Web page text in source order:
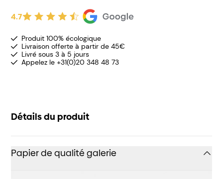
4.7
Produit 100% écologique
Livraison offerte à partir de 45€
Livré sous 3 à 5 jours
Appelez le +31(0)20 348 48 73
Détails du produit
Papier de qualité galerie